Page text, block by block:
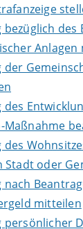
bezüglich des
Anlagen
der
des
Maßnahme
des
Stadt oder
nach
mitteilen
persönlicher